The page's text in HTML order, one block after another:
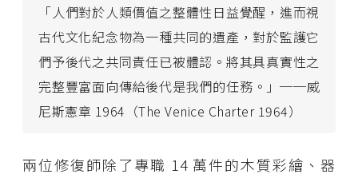
「人們對於人類價值之整體性日益覺醒，進而視
古代文化紀念物為一種共同的遺產，對於監護它
們予後代之共同責任已被體認。將其具真實性之
完整豐富面向傳給後代是我們的任務。」──威
尼斯憲章 1964（The Venice Charter 1964）
兩位修復師除了專職 14 萬件的木質彩繪、器